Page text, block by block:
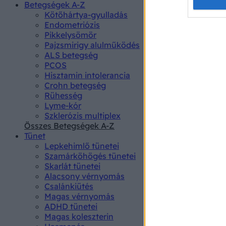
Betegségek A-Z
Kötőhártya-gyulladás
Endometriózis
Pikkelysömör
Pajzsmirigy alulműködés
ALS betegség
PCOS
Hisztamin intolerancia
Crohn betegség
Rühesség
Lyme-kór
Szklerózis multiplex
Összes Betegségek A-Z
Tünet
Lepkehimlő tünetei
Szamárköhögés tünetei
Skarlát tünetei
Alacsony vérnyomás
Csalánkiütés
Magas vérnyomás
ADHD tünetei
Magas koleszterin